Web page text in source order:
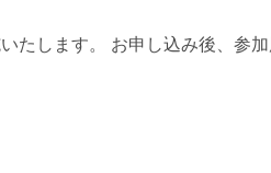
たします。 お申し込み後、参